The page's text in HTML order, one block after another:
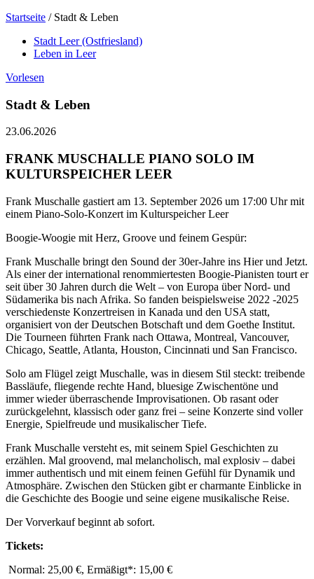
Startseite / Stadt & Leben
Stadt Leer (Ostfriesland)
Leben in Leer
Vorlesen
Stadt & Leben
23.06.2026
FRANK MUSCHALLE PIANO SOLO IM
KULTURSPEICHER LEER
Frank Muschalle gastiert am 13. September 2026 um 17:00 Uhr mit
einem Piano-Solo-Konzert im Kulturspeicher Leer
Boogie-Woogie mit Herz, Groove und feinem Gespür:
Frank Muschalle bringt den Sound der 30er-Jahre ins Hier und Jetzt.
Als einer der international renommiertesten Boogie-Pianisten tourt er
seit über 30 Jahren durch die Welt – von Europa über Nord- und
Südamerika bis nach Afrika. So fanden beispielsweise 2022 -2025
verschiedenste Konzertreisen in Kanada und den USA statt,
organisiert von der Deutschen Botschaft und dem Goethe Institut.
Die Tourneen führten Frank nach Ottawa, Montreal, Vancouver,
Chicago, Seattle, Atlanta, Houston, Cincinnati und San Francisco.
Solo am Flügel zeigt Muschalle, was in diesem Stil steckt: treibende
Bassläufe, fliegende rechte Hand, bluesige Zwischentöne und
immer wieder überraschende Improvisationen. Ob rasant oder
zurückgelehnt, klassisch oder ganz frei – seine Konzerte sind voller
Energie, Spielfreude und musikalischer Tiefe.
Frank Muschalle versteht es, mit seinem Spiel Geschichten zu
erzählen. Mal groovend, mal melancholisch, mal explosiv – dabei
immer authentisch und mit einem feinen Gefühl für Dynamik und
Atmosphäre. Zwischen den Stücken gibt er charmante Einblicke in
die Geschichte des Boogie und seine eigene musikalische Reise.
Der Vorverkauf beginnt ab sofort.
Tickets:
Normal: 25,00 €, Ermäßigt*: 15,00 €